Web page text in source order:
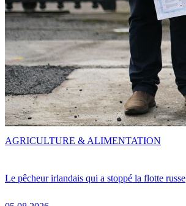
Le pêcheur irlandais qui a stoppé la flotte russe
AGRICULTURE & ALIMENTATION